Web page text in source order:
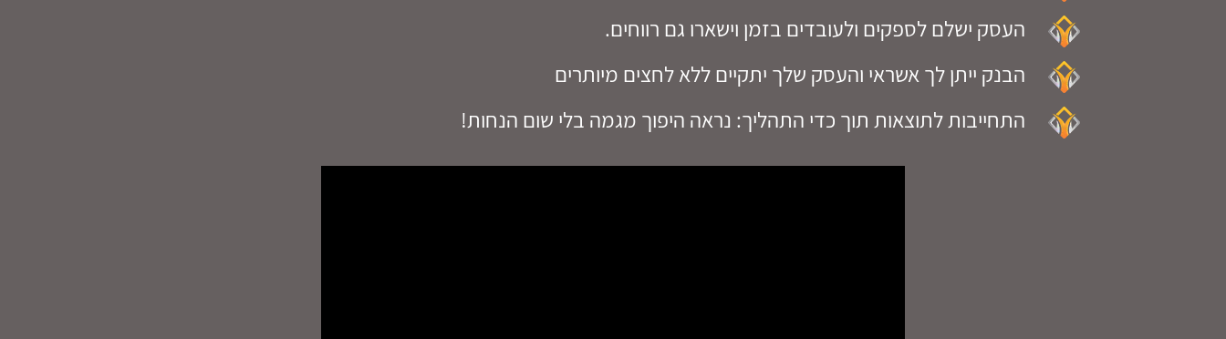
העסק ישלם לספקים ולעובדים בזמן וישארו גם רווחים.
הבנק ייתן לך אשראי והעסק שלך יתקיים ללא לחצים מיותרים
התחייבות לתוצאות תוך כדי התהליך: נראה היפוך מגמה בלי שום הנחות!